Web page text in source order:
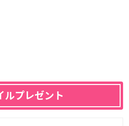
ルプレゼント